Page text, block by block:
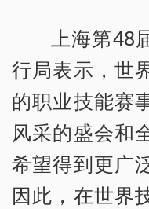
上海第48
行局表示，世
的职业技能赛
风采的盛会和
希望得到更广
因此，在世界